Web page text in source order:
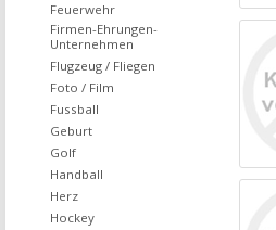
Feuerwehr
Firmen-Ehrungen-
Unternehmen
Flugzeug / Fliegen
Foto / Film
Fussball
Geburt
Golf
Handball
Herz
Hockey